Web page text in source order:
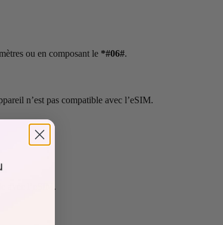
ou en composant le *#06#.
n’est pas compatible avec l’eSIM.
avec l’eSIM.